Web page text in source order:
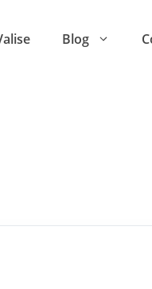
Blog